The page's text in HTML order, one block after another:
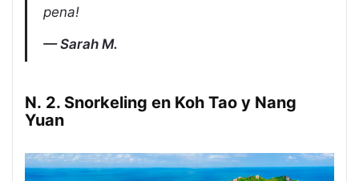
pena!
Sarah M.
N. 2. Snorkeling en Koh Tao y Nang
Yuan